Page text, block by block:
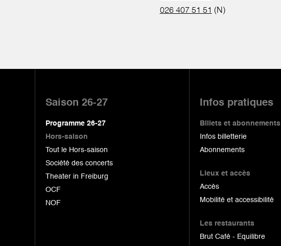
026 407 51 51 (N)
Saison 26-27
Programme 26-27
Hors-saison
Tout le Hors-saison
Société des concerts
Theater in Freiburg
OCF
NOF
Infos pratiques
Billets et abonnements
Infos billetterie
Abonnements
Lieux et accès
Accès
Mobilité et accessibilité
Les restaurants
Brut Café - Equilibre